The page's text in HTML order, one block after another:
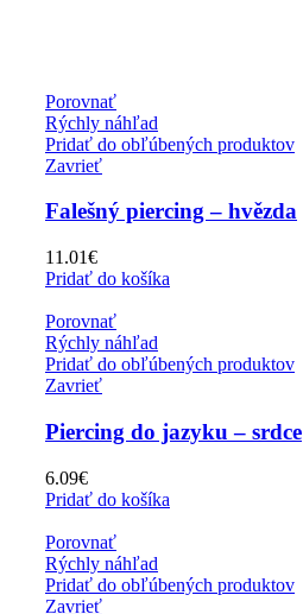
Porovnať
Rýchly náhľad
Pridať do obľúbených produktov
Zavrieť
Falešný piercing – hvězda
11.01€
Pridať do košíka
Porovnať
Rýchly náhľad
Pridať do obľúbených produktov
Zavrieť
Piercing do jazyku – srdce
6.09€
Pridať do košíka
Porovnať
Rýchly náhľad
Pridať do obľúbených produktov
Zavrieť